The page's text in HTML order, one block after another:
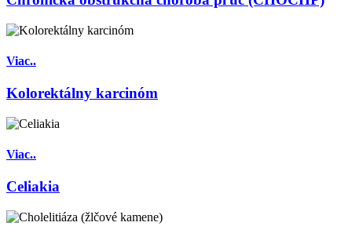
Viac..
Kolorektálny karcinóm
Viac..
Celiakia